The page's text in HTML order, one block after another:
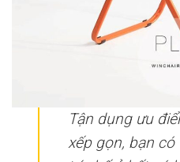
Tận dụng ưu
xếp gọn, bạn